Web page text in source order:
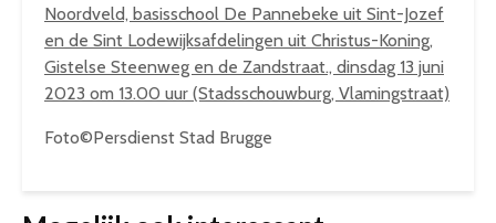
Noordveld, basisschool De Pannebeke uit Sint-Jozef
en de Sint Lodewijksafdelingen uit Christus-Koning,
Gistelse Steenweg en de Zandstraat., dinsdag 13 juni
2023 om 13.00 uur (Stadsschouwburg, Vlamingstraat)
Foto©Persdienst Stad Brugge